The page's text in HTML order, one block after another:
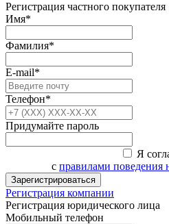
Регистрация частного покупателя
Имя*
Фамилия*
E-mail*
Телефон*
Придумайте пароль
Я
с правилами поведения
Зарегистрироваться
Регистрация компании
Регистрация юридического лица
Мобильный телефон